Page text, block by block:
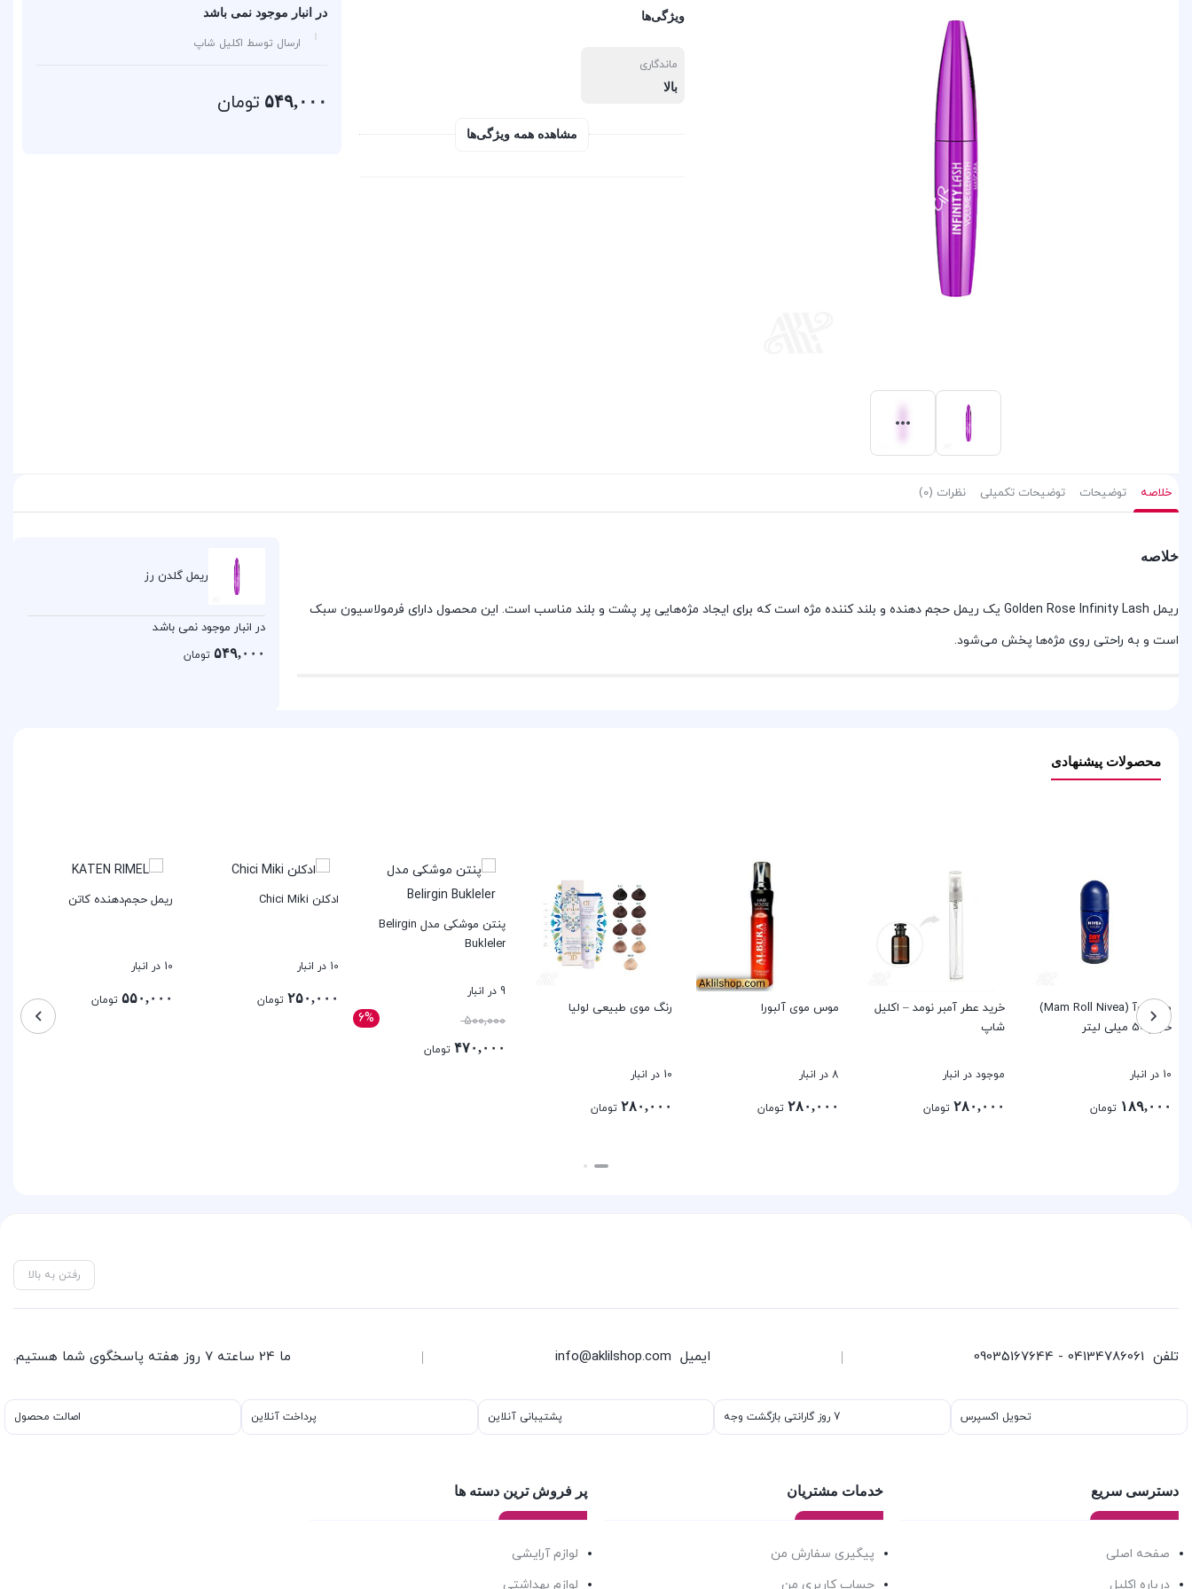
ویژگی‌ها
ماندگاری
بالا
مشاهده همه ویژگی‌ها
در انبار موجود نمی باشد
ارسال توسط اکلیل شاپ
۵۴۹,۰۰۰ تومان
خلاصه توضیحات توضیحات تکمیلی نظرات (0)
خلاصه
ریمل Golden Rose Infinity Lash یک ریمل حجم دهنده و بلند کننده مژه است که برای ایجاد مژه‌هایی پر پشت و بلند مناسب است. این محصول دارای فرمولاسیون سبک
است و به راحتی روی مژه‌ها پخش می‌شود.
ریمل گلدن رز
در انبار موجود نمی باشد
۵۴۹,۰۰۰ تومان
محصولات پیشنهادی
مام نیوآ (Mam Roll Nivea)
حجم 50 میلی لیتر
10 در انبار
۱۸۹,۰۰۰ تومان
خرید عطر آمبر نومد – اکلیل
شاپ
موجود در انبار
۲۸۰,۰۰۰ تومان
موس موی آلبورا
8 در انبار
۲۸۰,۰۰۰ تومان
رنگ موی طبیعی لولیا
10 در انبار
۲۸۰,۰۰۰ تومان
پنتن موشکی مدل Belirgin
Bukleler
9 در انبار
6% ۵۰۰,۰۰۰قیمت
اصلی:۴۷۰,۰۰۰ تومان
ادکلن Chici Miki
10 در انبار
۲۵۰,۰۰۰ تومان
ریمل حجم‌دهنده کاتن
10 در انبار
۵۵۰,۰۰۰ تومان
رفتن به بالا
تلفن 04134786061 - 09035167644 ایمیل info@aklilshop.com ما 24 ساعته 7 روز هفته پاسخگوی شما هستیم.
تحویل اکسپرس 7 روز گارانتی بازگشت وجه پشتیبانی آنلاین پرداخت آنلاین اصالت محصول
دسترسی سریع
صفحه اصلی
درباره اکلیل
خدمات مشتریان
پیگیری سفارش من
حساب کاربری من
پر فروش ترین دسته ها
لوازم آرایشی
لوازم بهداشتی